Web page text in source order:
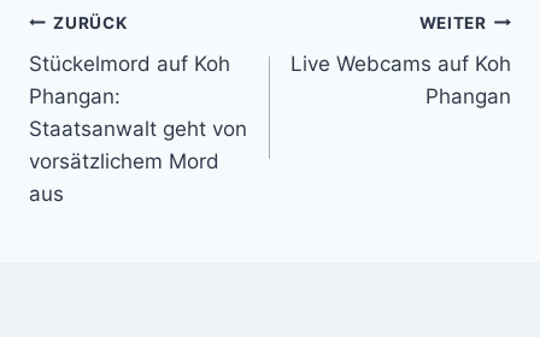
Beitragsnavigation
ZURÜCK
Stückelmord auf Koh
Phangan:
Staatsanwalt geht von
vorsätzlichem Mord
aus
WEITER
Live Webcams auf Koh
Phangan